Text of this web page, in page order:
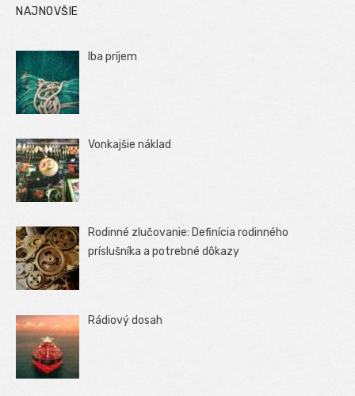
NAJNOVŠIE
Iba príjem
Vonkajšie náklad
Rodinné zlučovanie: Definícia rodinného
príslušníka a potrebné dôkazy
Rádiový dosah